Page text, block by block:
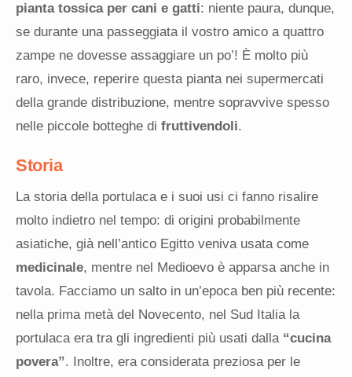
pianta tossica per cani e gatti: niente paura, dunque,
se durante una passeggiata il vostro amico a quattro
zampe ne dovesse assaggiare un po’! È molto più
raro, invece, reperire questa pianta nei supermercati
della grande distribuzione, mentre sopravvive spesso
nelle piccole botteghe di fruttivendoli.
Storia
La storia della portulaca e i suoi usi ci fanno risalire
molto indietro nel tempo: di origini probabilmente
asiatiche, già nell’antico Egitto veniva usata come
medicinale, mentre nel Medioevo è apparsa anche in
tavola. Facciamo un salto in un’epoca ben più recente:
nella prima metà del Novecento, nel Sud Italia la
portulaca era tra gli ingredienti più usati dalla “cucina
povera”. Inoltre, era considerata preziosa per le